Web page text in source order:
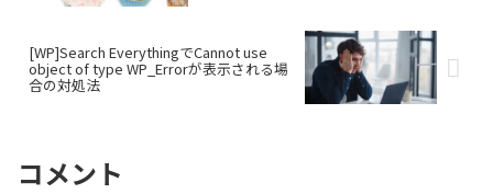
[WP]Search EverythingでCannot use
object of type WP_Errorが表示される場
合の対処法
コメント